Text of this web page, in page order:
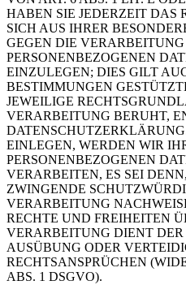
HABEN SIE JEDERZEIT DAS
SICH AUS IHRER
GEGEN DIE VERARBEITUNG
PERSONENBEZOGENEN
EINZULEGEN; DIES GILT
BESTIMMUNGEN
JEWEILIGE
VERARBEITUNG BERUHT,
EINLEGEN, WERDEN WIR
PERSONENBEZOGENEN
VERARBEITEN, ES SEI
ZWINGENDE
VERARBEITUNG
RECHTE UND FREIHEITEN
VERARBEITUNG DIENT
AUSÜBUNG ODER
RECHTSANSPRÜCHEN
ABS. 1 DSGVO).